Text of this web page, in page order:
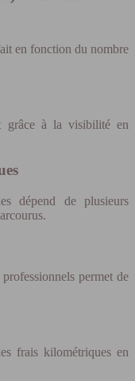
en fonction du nombre
grâce à la visibilité en
dépend de plusieurs
permet de
frais kilométriques en